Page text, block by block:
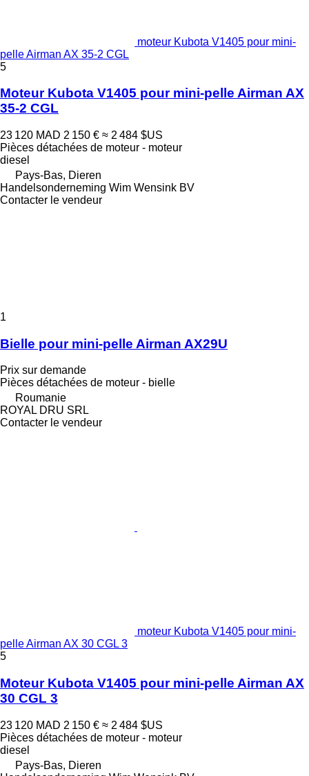
moteur Kubota V1405 pour mini-
pelle Airman AX 35-2 CGL
5
Moteur Kubota V1405 pour mini-pelle Airman AX
35-2 CGL
23 120 MAD 2 150 € ≈ 2 484 $US
Pièces détachées de moteur - moteur
diesel
Pays-Bas, Dieren
Handelsonderneming Wim Wensink BV
Contacter le vendeur
1
Bielle pour mini-pelle Airman AX29U
Prix sur demande
Pièces détachées de moteur - bielle
Roumanie
ROYAL DRU SRL
Contacter le vendeur
moteur Kubota V1405 pour mini-
pelle Airman AX 30 CGL 3
5
Moteur Kubota V1405 pour mini-pelle Airman AX
30 CGL 3
23 120 MAD 2 150 € ≈ 2 484 $US
Pièces détachées de moteur - moteur
diesel
Pays-Bas, Dieren